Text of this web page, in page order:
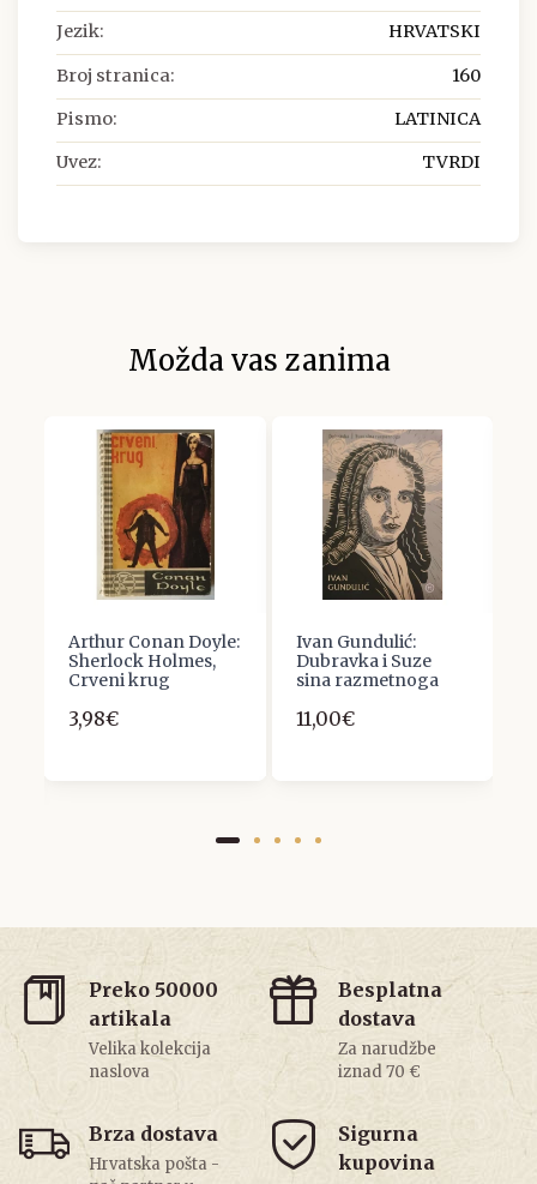
Jezik: HRVATSKI
Broj stranica: 160
Pismo: LATINICA
Uvez: TVRDI
Možda vas zanima
Arthur Conan Doyle:
Sherlock Holmes,
Crveni krug
3,98€
Ivan Gundulić:
Dubravka i Suze
sina razmetnoga
11,00€
Preko 50000
artikala
Velika kolekcija
naslova
Besplatna
dostava
Za narudžbe
iznad 70 €
Brza dostava
Hrvatska pošta -
Sigurna
kupovina